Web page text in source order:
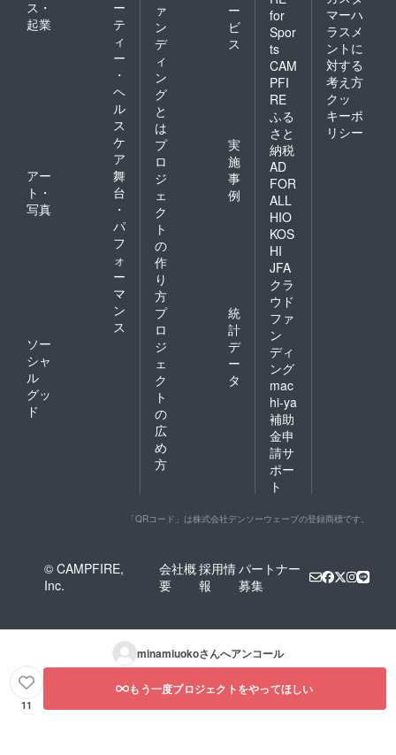
ス・
起業
ー
テ
ィ
ー
・
ヘ
ル
ス
ケ
ア
アー
ト・
写真
舞
台
・
パ
フ
ォ
ー
マ
ン
ス
ソー
シャ
ル
グッ
ド
ァ
ン
デ
ィ
ン
グ
と
は
ー
ビ
ス
プ
ロ
ジ
ェ
ク
ト
の
作
り
方
実
施
事
例
プ
ロ
ジ
ェ
ク
ト
の
広
め
方
統
計
デ
ー
タ
for
Spor
ts
CAM
PFI
RE
ふる
さと
納税
AD
FOR
ALL
HIO
KOS
HI
JFA
クラ
ウド
ファ
ン
ディ
ング
mac
hi-ya
補助
金申
請サ
ポー
ト
マーハ
ラスメ
ントに
対する
考え方
クッ
キーポ
リシー
「QRコード」は株式会社デンソーウェーブの登録商標です。
© CAMPFIRE,
Inc.
会社概
要
採用情
報
パートナー
募集
minamiuokoさんへアンコール
11
もう一度プロジェクトをやってほしい